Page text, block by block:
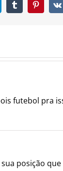
Tumblr Pinterest
futebol pra
posição que